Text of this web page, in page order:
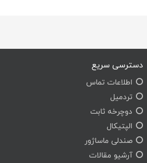
دسترسی سریع
اطلاعات تماس
تردمیل
دوچرخه ثابت
الپتیکال
صندلی ماساژور
آرشیو مقالات